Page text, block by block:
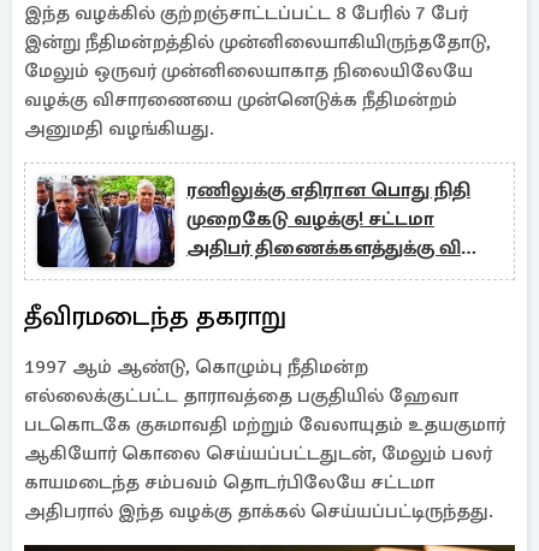
இந்த வழக்கில் குற்றஞ்சாட்டப்பட்ட 8 பேரில் 7 பேர்
இன்று நீதிமன்றத்தில் முன்னிலையாகியிருந்ததோடு,
மேலும் ஒருவர் முன்னிலையாகாத நிலையிலேயே
வழக்கு விசாரணையை முன்னெடுக்க நீதிமன்றம்
அனுமதி வழங்கியது.
ரணிலுக்கு எதிரான பொது நிதி
முறைகேடு வழக்கு! சட்டமா
அதிபர் திணைக்களத்துக்கு விசேட
உத்தரவு
தீவிரமடைந்த தகராறு
1997 ஆம் ஆண்டு, கொழும்பு நீதிமன்ற
எல்லைக்குட்பட்ட தாராவத்தை பகுதியில் ஹேவா
படகொடகே குசுமாவதி மற்றும் வேலாயுதம் உதயகுமார்
ஆகியோர் கொலை செய்யப்பட்டதுடன், மேலும் பலர்
காயமடைந்த சம்பவம் தொடர்பிலேயே சட்டமா
அதிபரால் இந்த வழக்கு தாக்கல் செய்யப்பட்டிருந்தது.